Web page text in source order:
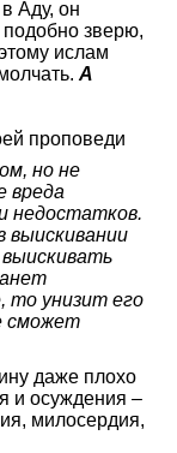
Аду, он
подобно зверю,
ислам
А
но не
вреда
недостатков.
выискивании
то унизит его
сможет
даже плохо
и осуждения –
милосердия,